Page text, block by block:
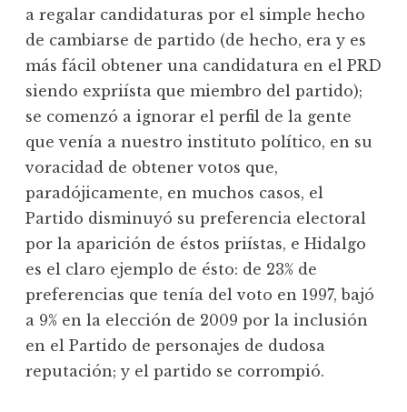
a regalar candidaturas por el simple hecho
de cambiarse de partido (de hecho, era y es
más fácil obtener una candidatura en el PRD
siendo expriísta que miembro del partido);
se comenzó a ignorar el perfil de la gente
que venía a nuestro instituto político, en su
voracidad de obtener votos que,
paradójicamente, en muchos casos, el
Partido disminuyó su preferencia electoral
por la aparición de éstos priístas, e Hidalgo
es el claro ejemplo de ésto: de 23% de
preferencias que tenía del voto en 1997, bajó
a 9% en la elección de 2009 por la inclusión
en el Partido de personajes de dudosa
reputación; y el partido se corrompió.